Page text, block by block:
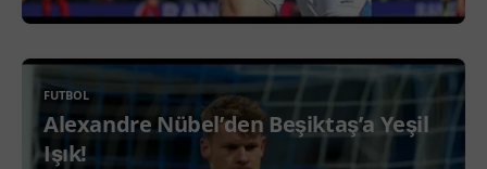
FUTBOL
Alexandre Nübel’den Beşiktaş’a Yeşil
Işık!